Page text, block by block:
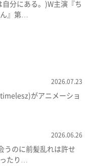
分にある。)W主演『ち
』第…
2026.07.23
がアニメーショ
2026.06.26
うのに前髪乱れは許せ
たり…